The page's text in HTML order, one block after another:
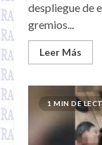
despliegue de
gremios...
Leer Más
1 MIN DE